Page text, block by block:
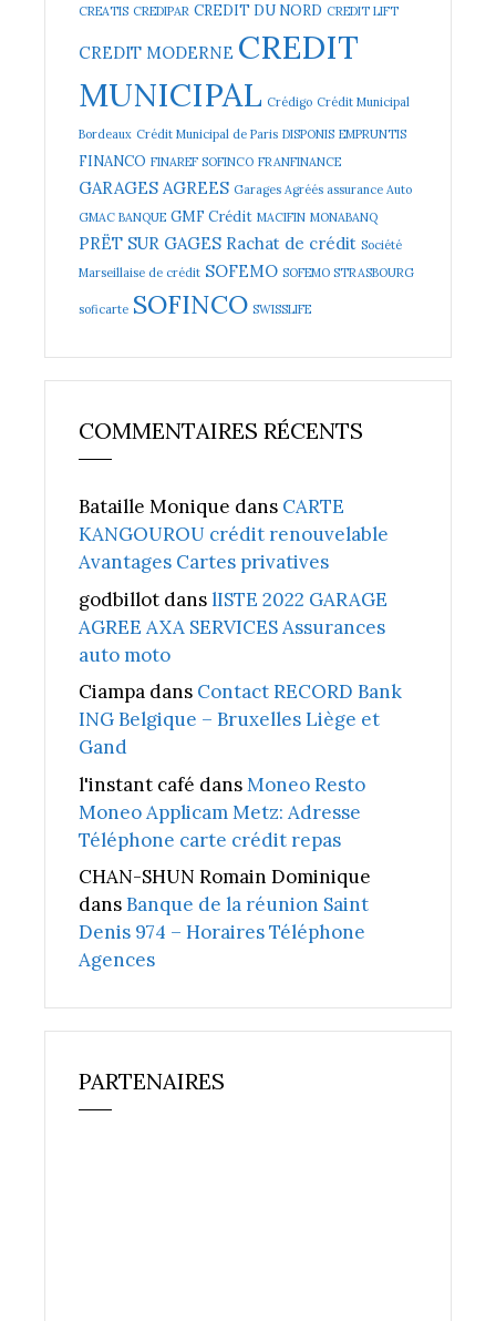
CREATIS CREDIPAR CREDIT DU NORD CREDIT LIFT
CREDIT MODERNE CREDIT
MUNICIPAL Crédigo Crédit Municipal
Bordeaux Crédit Municipal de Paris DISPONIS EMPRUNTIS
FINANCO FINAREF SOFINCO FRANFINANCE
GARAGES AGREES Garages Agréés assurance Auto
GMAC BANQUE GMF Crédit MACIFIN MONABANQ
PRËT SUR GAGES Rachat de crédit Société
Marseillaise de crédit SOFEMO SOFEMO STRASBOURG
soficarte SOFINCO SWISSLIFE
COMMENTAIRES RÉCENTS
Bataille Monique dans CARTE
KANGOUROU crédit renouvelable
Avantages Cartes privatives
godbillot danslISTE 2022 GARAGE
AGREE AXA SERVICES Assurances
auto moto
Ciampa dans Contact RECORD Bank
ING Belgique – Bruxelles Liège et
Gand
l'instant café dansMoneo Resto
Moneo Applicam Metz: Adresse
Téléphone carte crédit repas
CHAN-SHUN Romain Dominique
dansBanque de la réunion Saint
Denis 974 – Horaires Téléphone
Agences
PARTENAIRES